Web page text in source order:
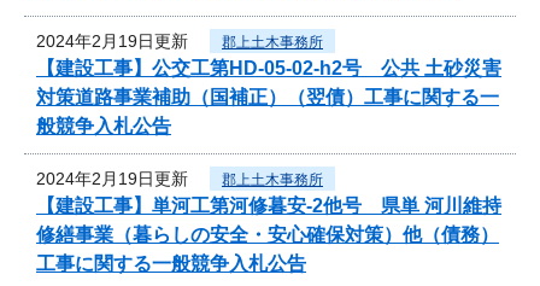
2024年2月19日更新 郡上土木事務所
【建設工事】公交工第HD-05-02-h2号 公共 土砂災害
対策道路事業補助（国補正）（翌債）工事に関する一
般競争入札公告
2024年2月19日更新 郡上土木事務所
【建設工事】単河工第河修暮安-2他号 県単 河川維持
修繕事業（暮らしの安全・安心確保対策）他（債務）
工事に関する一般競争入札公告